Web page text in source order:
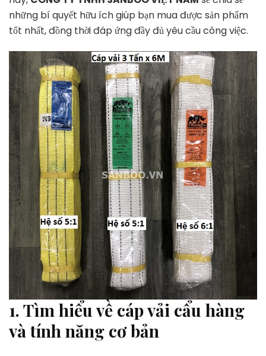
những bí quyết hữu ích giúp bạn mua được sản phẩm
tốt nhất, đồng thời đáp ứng đầy đủ yêu cầu công việc.
1.Tìm hiểu về cáp vải cẩu hàng
và tính năng cơ bản